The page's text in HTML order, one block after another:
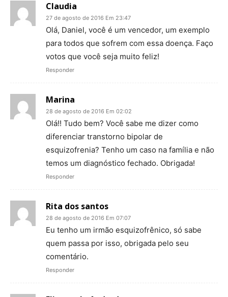
Claudia
27 de agosto de 2016 Em 23:47
Olá, Daniel, você é um vencedor, um exemplo
para todos que sofrem com essa doença. Faço
votos que você seja muito feliz!
Responder
Marina
28 de agosto de 2016 Em 02:02
Olá!! Tudo bem? Você sabe me dizer como
diferenciar transtorno bipolar de
esquizofrenia? Tenho um caso na família e não
temos um diagnóstico fechado. Obrigada!
Responder
Rita dos santos
28 de agosto de 2016 Em 07:07
Eu tenho um irmão esquizofrênico, só sabe
quem passa por isso, obrigada pelo seu
comentário.
Responder